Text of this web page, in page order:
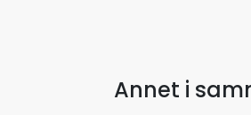
Annet i